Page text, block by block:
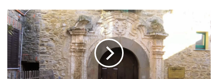
Pollica,
incontro:
tra
Dieta
Mediterranea
e
Cucina